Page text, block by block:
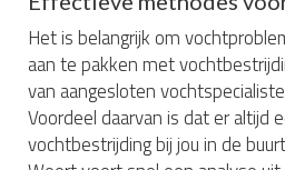
Het is belangrijk om
aan te pakken met
van aangesloten
Voordeel daarvan is dat er altijd
vochtbestrijding bij jou in de